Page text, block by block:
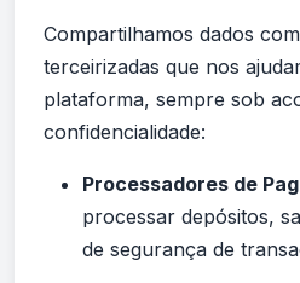
Compartilhamos dados
terceirizadas que nos
plataforma, sempre sob
confidencialidade:
Processadores de
processar depósitos,
de segurança de